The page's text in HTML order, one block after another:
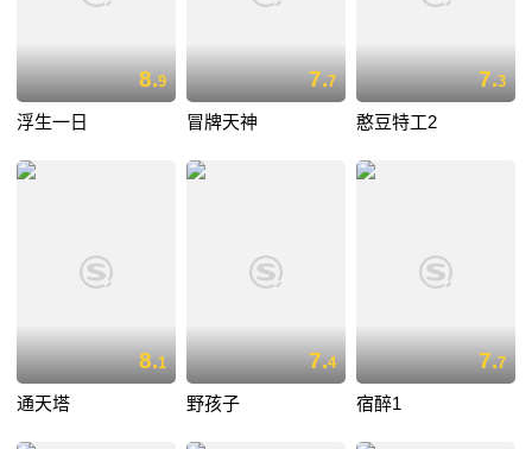
8.9
浮生一日
7.7
冒牌天神
7.3
憨豆特工2
8.1
通天塔
7.4
野孩子
7.7
宿醉1